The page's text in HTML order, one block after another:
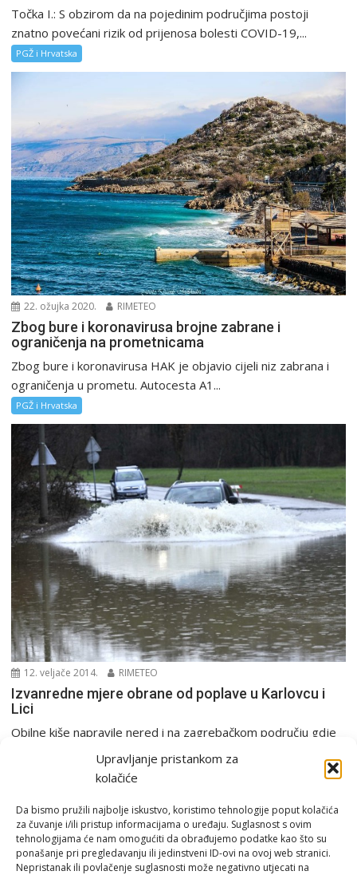
Upravljanje pristankom za
kolačiće
Da bismo pružili najbolje iskustvo, koristimo tehnologije poput kolačića
za čuvanje i/ili pristup informacijama o uređaju. Suglasnost s ovim
tehnologijama će nam omogućiti da obrađujemo podatke kao što su
ponašanje pri pregledavanju ili jedinstveni ID-ovi na ovoj web stranici.
Nepristanak ili povlačenje suglasnosti može negativno utjecati na
Točka I.: S obzirom da na pojedinim područjima postoji
znatno povećani rizik od prijenosa bolesti COVID-19,...
PGŽ i Hrvatska
22. ožujka 2020. RIMETEO
Zbog bure i koronavirusa brojne zabrane i
ograničenja na prometnicama
Zbog bure i koronavirusa HAK je objavio cijeli niz zabrana i
ograničenja u prometu. Autocesta A1...
PGŽ i Hrvatska
12. veljače 2014. RIMETEO
Izvanredne mjere obrane od poplave u Karlovcu i
Lici
Obilne kiše napravile nered i na zagrebačkom području gdje
su poplavljene ceste, kuće i podrumi 10.20...